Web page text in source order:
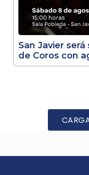
San Javier
de Coros con